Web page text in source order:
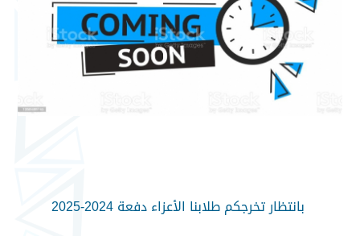
بانتظار تخرجكم طلابنا الأعزاء دفعة 2024-2025